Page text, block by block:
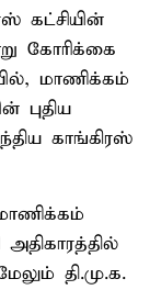
கட்சியின்
கோரிக்கை
மாணிக்கம்
புதிய
காங்கிரஸ்
தி.மு.க.